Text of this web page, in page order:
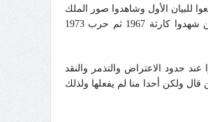
بعد أن شاهدوا القاهرة تحترق ثم استمعوا للبيان الأول وشاهدوا صور الملك
فاروق يرحل، وتحولت وقائع يوم 23 يوليو بدورها إلى وثائق تاريخية يرويها من صنعوا ذلك اليوم من الضباط الأحرار ويرويها أيضا من عارضوا ما جرى. كذلك فإن من شهدوا كارثة 1967 ثم حرب 1973
والتطوع ولم يقفوا عند حدود الاعتراض والتذمر والنقد
قال ولكن أحدا منا لم يفعلها ولذلك